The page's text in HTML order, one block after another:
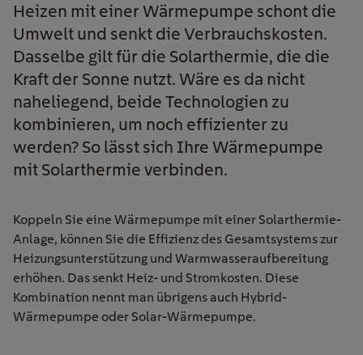
Heizen mit einer Wärmepumpe schont die
Umwelt und senkt die Verbrauchskosten.
Dasselbe gilt für die Solarthermie, die die
Kraft der Sonne nutzt. Wäre es da nicht
naheliegend, beide Technologien zu
kombinieren, um noch effizienter zu
werden? So lässt sich Ihre Wärmepumpe
mit Solarthermie verbinden.
Koppeln Sie eine Wärmepumpe mit einer Solarthermie-
Anlage, können Sie die Effizienz des Gesamtsystems zur
Heizungsunterstützung und Warmwasseraufbereitung
erhöhen. Das senkt Heiz- und Stromkosten. Diese
Kombination nennt man übrigens auch Hybrid-
Wärmepumpe oder Solar-Wärmepumpe.